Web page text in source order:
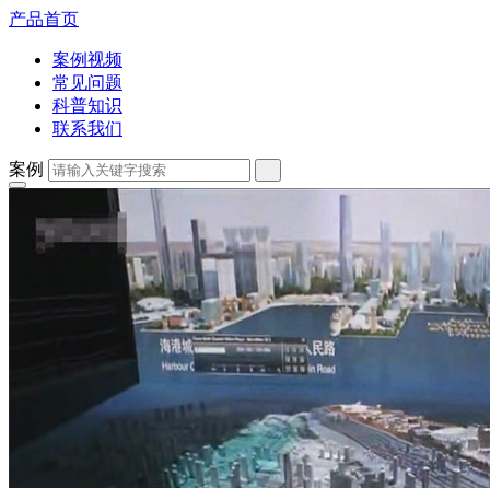
产品首页
案例视频
常见问题
科普知识
联系我们
案例